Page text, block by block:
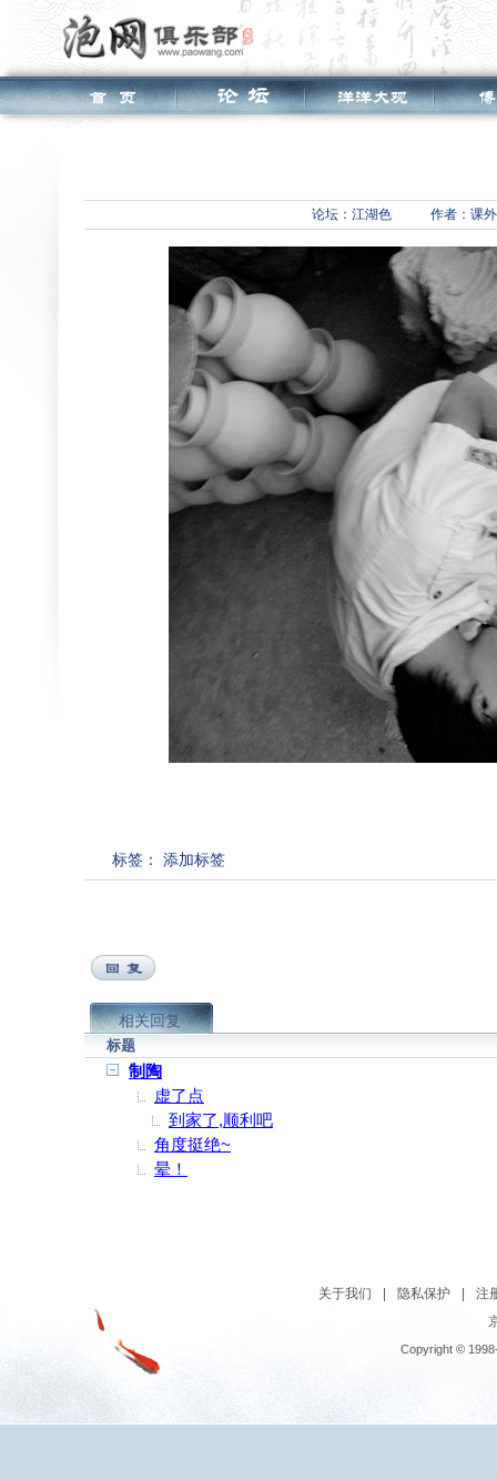
论坛： 江湖色 作者：课
标签： 添加标签
相关回复
标题
制陶
虚了点
到家了,顺利吧
角度挺绝~
晕！
关于我们 隐私保护
注
Copyright ©